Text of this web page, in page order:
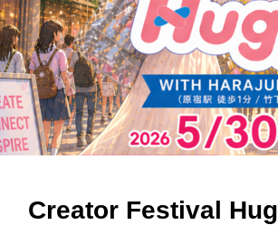
Creator Festival